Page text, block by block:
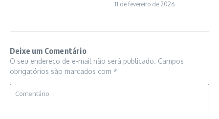
11 de fevereiro de 2026
Deixe um Comentário
O seu endereço de e-mail não será publicado. Campos
obrigatórios são marcados com *